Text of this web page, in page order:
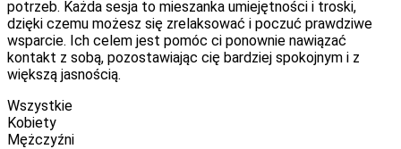
potrzeb. Każda sesja to mieszanka umiejętności i troski,
dzięki czemu możesz się zrelaksować i poczuć prawdziwe
wsparcie. Ich celem jest pomóc ci ponownie nawiązać
kontakt z sobą, pozostawiając cię bardziej spokojnym i z
większą jasnością.
Wszystkie
Kobiety
Mężczyźni